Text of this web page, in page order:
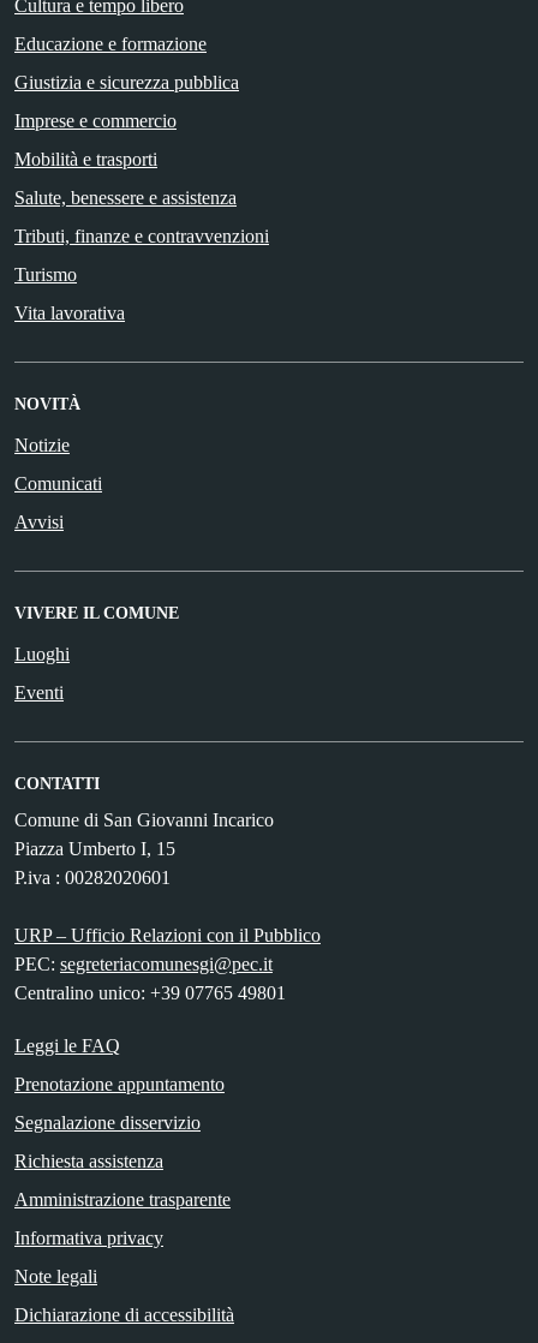
Cultura e tempo libero
Educazione e formazione
Giustizia e sicurezza pubblica
Imprese e commercio
Mobilità e trasporti
Salute, benessere e assistenza
Tributi, finanze e contravvenzioni
Turismo
Vita lavorativa
NOVITÀ
Notizie
Comunicati
Avvisi
VIVERE IL COMUNE
Luoghi
Eventi
CONTATTI
Comune di San Giovanni Incarico
Piazza Umberto I, 15
P.iva : 00282020601
URP – Ufficio Relazioni con il Pubblico
PEC: segreteriacomunesgi@pec.it
Centralino unico: +39 07765 49801
Leggi le FAQ
Prenotazione appuntamento
Segnalazione disservizio
Richiesta assistenza
Amministrazione trasparente
Informativa privacy
Note legali
Dichiarazione di accessibilità